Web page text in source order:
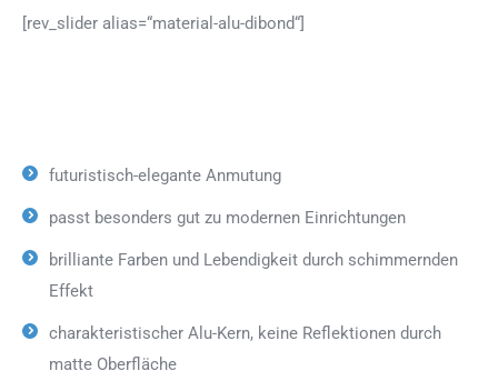
[rev_slider alias=“material-alu-dibond“]
futuristisch-elegante Anmutung
passt besonders gut zu modernen Einrichtungen
brilliante Farben und Lebendigkeit durch schimmernden
Effekt
charakteristischer Alu-Kern, keine Reflektionen durch
matte Oberfläche